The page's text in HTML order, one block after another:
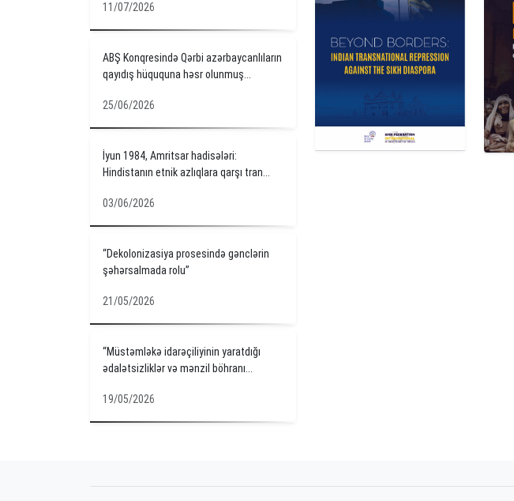
11/07/2026
ABŞ Konqresində Qərbi azərbaycanlıların
qayıdış hüququna həsr olunmuş...
25/06/2026
İyun 1984, Amritsar hadisələri:
Hindistanın etnik azlıqlara qarşı tran...
03/06/2026
“Dekolonizasiya prosesində gənclərin
şəhərsalmada rolu”
21/05/2026
“Müstəmləkə idarəçiliyinin yaratdığı
ədalətsizliklər və mənzil böhranı...
19/05/2026